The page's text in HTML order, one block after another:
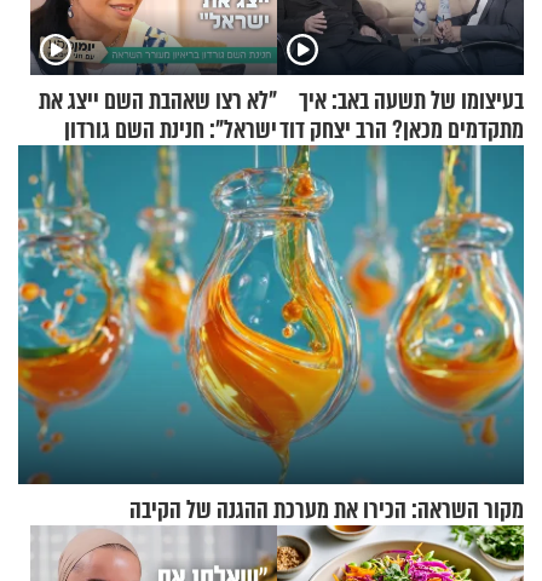
בעיצומו של תשעה באב: איך
מתקדמים מכאן? הרב יצחק דוד
גרוסמן בשיחה מיוחדת
"לא רצו שאהבת השם ייצג את
ישראל": חנינת השם גורדון
בריאיון מעורר השראה
מקור השראה: הכירו את מערכת ההגנה של הקיבה